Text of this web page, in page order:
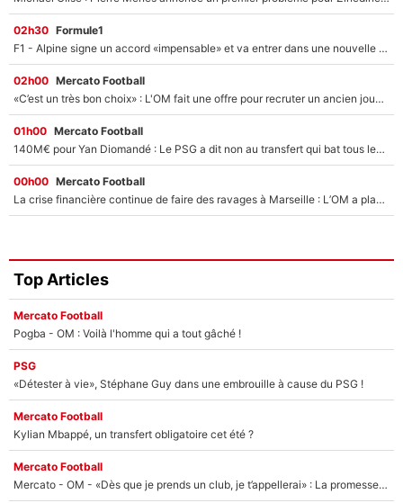
02h30 Formule1
F1 - Alpine signe un accord «impensable» et va entrer dans une nouvelle dimension : Grande nouvelle pour Pierre Gasly !
02h00 Mercato Football
«C’est un très bon choix» : L'OM fait une offre pour recruter un ancien joueur du PSG... et c'est validé dans l'After Foot !
01h00 Mercato Football
140M€ pour Yan Diomandé : Le PSG a dit non au transfert qui bat tous les records sur le mercato
00h00 Mercato Football
La crise financière continue de faire des ravages à Marseille : L’OM a placé 12 joueurs sur le marché des transferts… et ça pourrait lui rapporter près de 100M€ !
Top Articles
Mercato Football
Pogba - OM : Voilà l'homme qui a tout gâché !
PSG
«Détester à vie», Stéphane Guy dans une embrouille à cause du PSG !
Mercato Football
Kylian Mbappé, un transfert obligatoire cet été ?
Mercato Football
Mercato - OM - «Dès que je prends un club, je t’appellerai» : La promesse de Marcelino au moment de claquer la porte